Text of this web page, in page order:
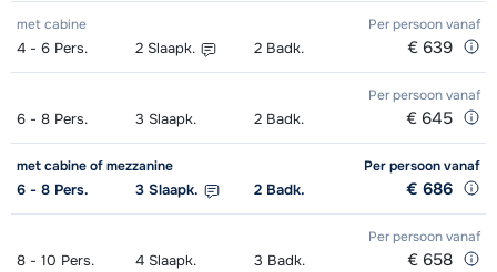
's morgens - Beginner (0 weken)
van week
Groepsles snowboard vanaf 8 jaar
afhankelijk
van week
Groepsles snowboard vanaf 8 jaar
's morgens - Gevorderd (min. 3
weken)
afhankelijk
van week
Groepsles ski Volwassene 's
afhankelijk
met cabine Per persoonvanaf
4 - 6 Pers. 2 Slaapk. 2 Badk. € 639
Per persoonvanaf
6 - 8 Pers. 3 Slaapk. 2 Badk. € 645
met cabine of mezzanine Per persoonvanaf
6 - 8 Pers. 3 Slaapk. 2 Badk. € 686
Per persoonvanaf
8 - 10 Pers. 4 Slaapk. 3 Badk. € 658